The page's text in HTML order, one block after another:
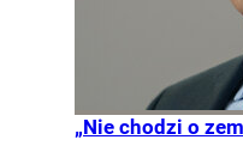
„Nie chodzi o